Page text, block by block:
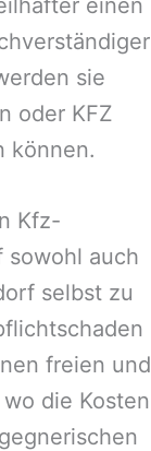
einen
sie
oder KFZ
können.
Kfz-
sowohl auch
selbst zu
freien und
die Kosten